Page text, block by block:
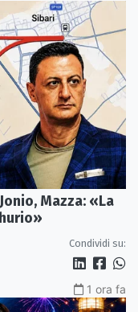
Mazza: «La
Condividi su:
1 ora fa